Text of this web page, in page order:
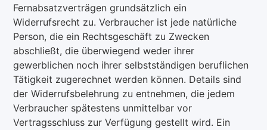
Fernabsatzverträgen grundsätzlich ein
Widerrufsrecht zu. Verbraucher ist jede natürliche
Person, die ein Rechtsgeschäft zu Zwecken
abschließt, die überwiegend weder ihrer
gewerblichen noch ihrer selbstständigen beruflichen
Tätigkeit zugerechnet werden können. Details sind
der Widerrufsbelehrung zu entnehmen, die jedem
Verbraucher spätestens unmittelbar vor
Vertragsschluss zur Verfügung gestellt wird. Ein